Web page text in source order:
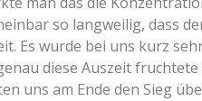
so langweilig, dass
Es wurde bei uns kurz
diese Auszeit
uns am Ende den Sieg